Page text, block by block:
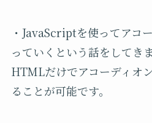
・JavaScriptを使ってアコ
っていくという話をしてき
HTMLだけでアコーディオ
ることが可能です。